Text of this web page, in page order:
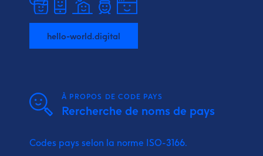
hello-world.digital
À PROPOS DE CODE PAYS
Rercherche de noms de pays
Codes pays selon la norme ISO-3166.